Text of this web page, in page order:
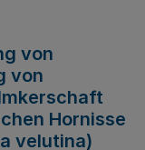
von
von
Hornisse
velutina)